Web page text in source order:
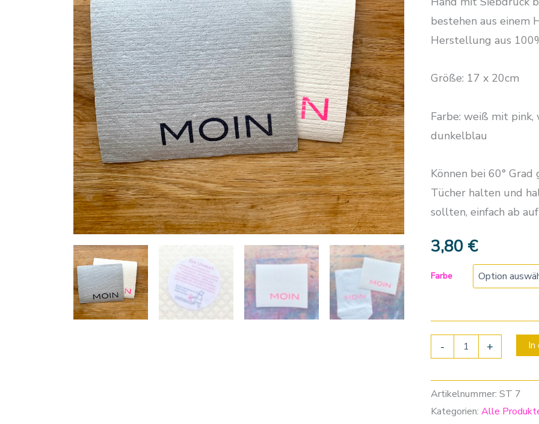
bestehen aus einem
Herstellung aus
Größe: 17 x 20cm
Farbe: weiß mit
dunkelblau
Können bei 60°
Tücher halten und
sollten, einfach ab
3,80 €
Farbe
- + In
Artikelnummer: ST 7
Kategorien: Alle